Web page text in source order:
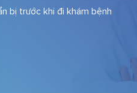
bị trước khi đi khám bệnh